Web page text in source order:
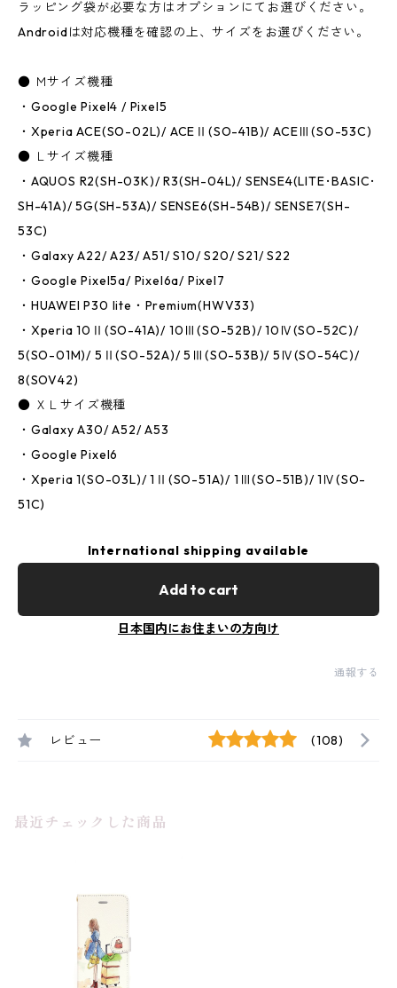
ラッピング袋が必要な方はオプションにてお選びください。
Androidは対応機種を確認の上、サイズをお選びください。
● Ｍサイズ機種
・Google Pixel4 / Pixel5
・Xperia ACE(SO-02L)/ ACEⅡ(SO-41B)/ ACEⅢ(SO-53C)
● Ｌサイズ機種
・AQUOS R2(SH-03K)/ R3(SH-04L)/ SENSE4(LITE･BASIC･
SH-41A)/ 5G(SH-53A)/ SENSE6(SH-54B)/ SENSE7(SH-
53C)
・Galaxy A22/ A23/ A51/ S10/ S20/ S21/ S22
・Google Pixel5a/ Pixel6a/ Pixel7
・HUAWEI P30 lite・Premium(HWV33)
・Xperia 10Ⅱ(SO-41A)/ 10Ⅲ(SO-52B)/ 10Ⅳ(SO-52C)/
5(SO-01M)/ 5Ⅱ(SO-52A)/ 5Ⅲ(SO-53B)/ 5Ⅳ(SO-54C)/
8(SOV42)
● ＸＬサイズ機種
・Galaxy A30/ A52/ A53
・Google Pixel6
・Xperia 1(SO-03L)/ 1Ⅱ(SO-51A)/ 1Ⅲ(SO-51B)/ 1Ⅳ(SO-
51C)
International shipping available
Add to cart
日本国内にお住まいの方向け
通報する
レビュー (108)
最近チェックした商品